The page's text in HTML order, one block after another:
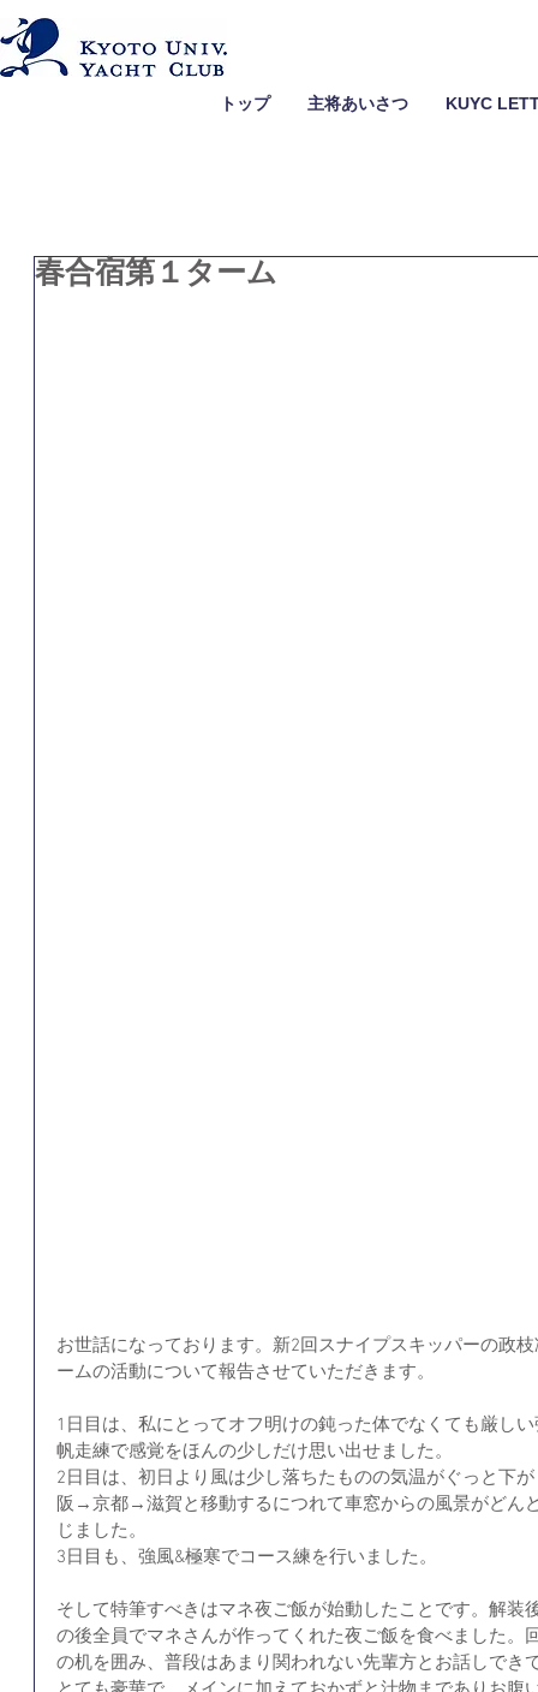
トップ 主将あいさつ KUYC
春合宿第１ターム
お世話になっております。新2回スナイプスキッパーの政
ームの活動について報告させていただきます。
1日目は、私にとってオフ明けの鈍った体でなくても厳し
帆走練で感覚をほんの少しだけ思い出せました。
2日目は、初日より風は少し落ちたものの気温がぐっと下
阪→京都→滋賀と移動するにつれて車窓からの風景がどん
じました。
3日目も、強風&極寒でコース練を行いました。
そして特筆すべきはマネ夜ご飯が始動したことです。解装
の後全員でマネさんが作ってくれた夜ご飯を食べました。
の机を囲み、普段はあまり関われない先輩方とお話しでき